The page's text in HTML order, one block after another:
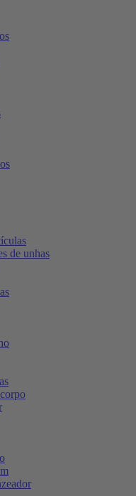
de unhas